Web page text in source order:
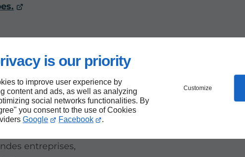
is our priority
to improve user experience by
content and ads, as well as analyzing
social networks functionalities. By
you consent to the use of Cookies
Google Facebook .
Customize
un
à un réseau
entreprises,